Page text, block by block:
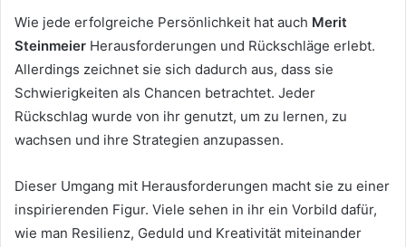
Wie jede erfolgreiche Persönlichkeit hat auch Merit
Steinmeier Herausforderungen und Rückschläge erlebt.
Allerdings zeichnet sie sich dadurch aus, dass sie
Schwierigkeiten als Chancen betrachtet. Jeder
Rückschlag wurde von ihr genutzt, um zu lernen, zu
wachsen und ihre Strategien anzupassen.
Dieser Umgang mit Herausforderungen macht sie zu einer
inspirierenden Figur. Viele sehen in ihr ein Vorbild dafür,
wie man Resilienz, Geduld und Kreativität miteinander